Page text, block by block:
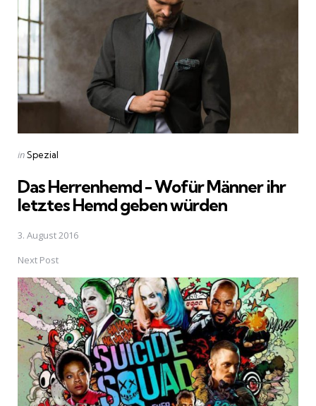
Posted
inSpezial
Das Herrenhemd - Wofür Männer ihr
letztes Hemd geben würden
3. August 2016
Next Post